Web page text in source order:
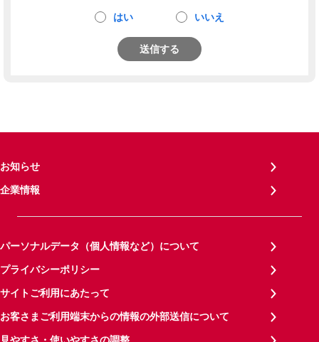
はい いいえ
送信する
お知らせ
企業情報
パーソナルデータ（個人情報など）について
プライバシーポリシー
サイトご利用にあたって
お客さまご利用端末からの情報の外部送信について